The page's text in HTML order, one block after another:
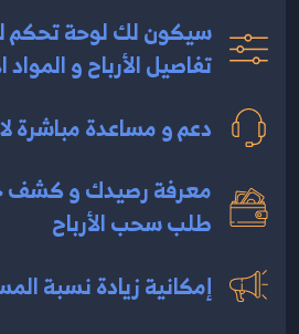
سيكون لك لوحة تحكم
تفاصيل الأرباح و المواد
دعم و مساعدة مباشرة
معرفة رصيدك و كشف
طلب سحب الأرباح
إمكانية زيادة نسبة